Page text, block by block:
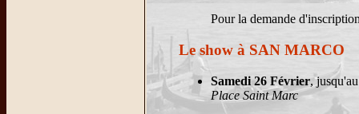
Pour la demande
Le show à SAN MARCO
Samedi 26 Février,
Place Saint Marc